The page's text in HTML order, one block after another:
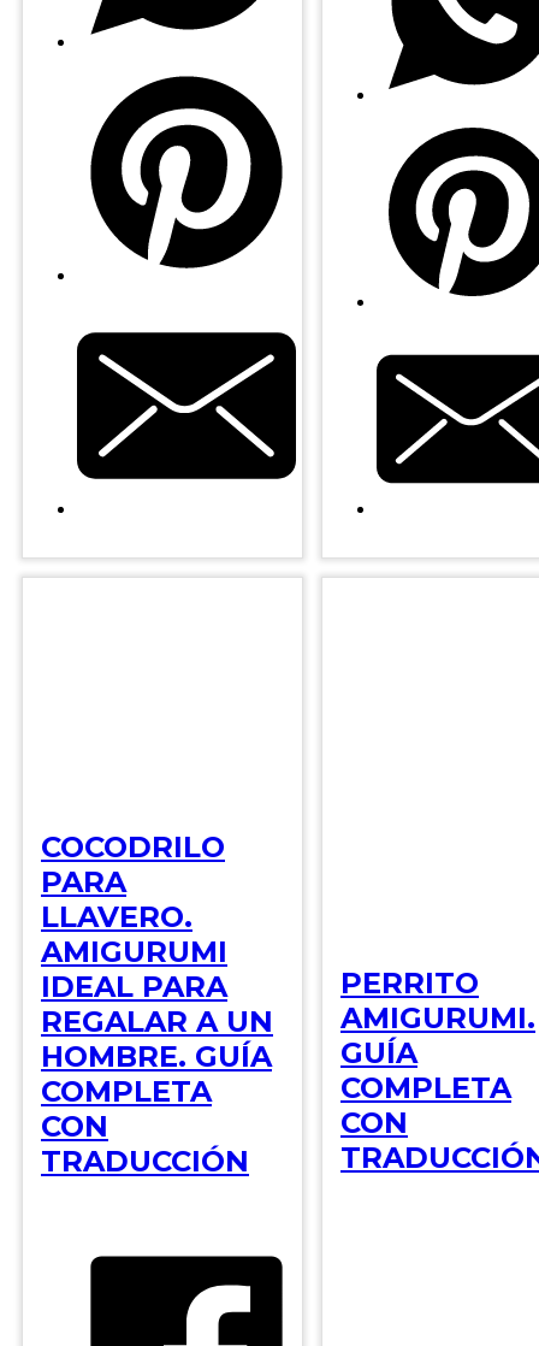
COCODRILO
PARA
LLAVERO.
AMIGURUMI
IDEAL PARA
REGALAR A UN
HOMBRE. GUÍA
COMPLETA
CON
TRADUCCIÓN
PERRITO
AMIGURUMI.
GUÍA
COMPLETA
CON